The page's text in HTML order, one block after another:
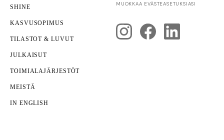
Pelkkä teknologia ei enää riitä – miksi innovaatiot
eivät aina muutu kasvuksi?
SHINE
KASVUSOPIMUS
TILASTOT & LUVUT
JULKAISUT
TOIMIALAJÄRJESTÖT
MEISTÄ
IN ENGLISH
MUOKKAA EVÄSTEASETUKSIASI